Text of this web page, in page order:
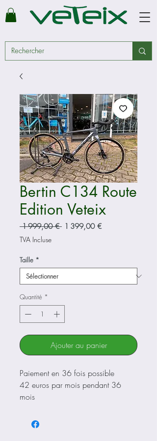
Bertin C134 Route
Edition Veteix
1 999,00 € Prix
1 399,00 €Prix
TVA Incluse
Taille *
Quantité *
Ajouter au panier
Paiement en 36 fois possible
42 euros par mois pendant 36
mois
Cadre Bertin C134 carbone